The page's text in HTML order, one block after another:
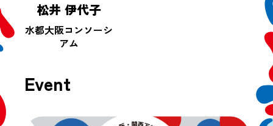
松井 伊代子
水都大阪コンソーシ
アム
Event